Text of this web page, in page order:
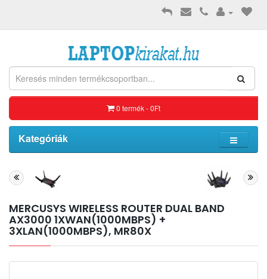
0 termék - 0Ft
Kategóriák
MERCUSYS WIRELESS ROUTER DUAL BAND
AX3000 1XWAN(1000MBPS) +
3XLAN(1000MBPS), MR80X